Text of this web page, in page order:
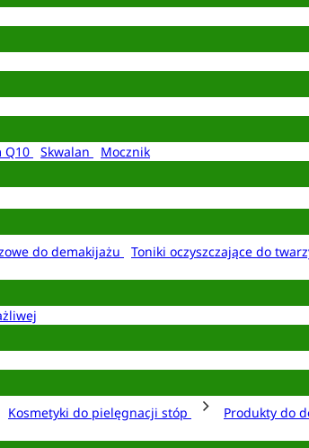
Q10 Skwalan
Mocznik
do demakijażu Toniki oczyszczające do
Kosmetyki do pielęgnacji stóp Produkty do